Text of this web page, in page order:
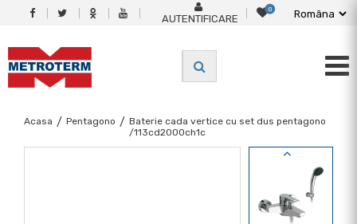
AUTENTIFICARE
0
Acasa / Pentagono / Baterie cada vertice cu set dus pentagono
/113cd2000ch1c